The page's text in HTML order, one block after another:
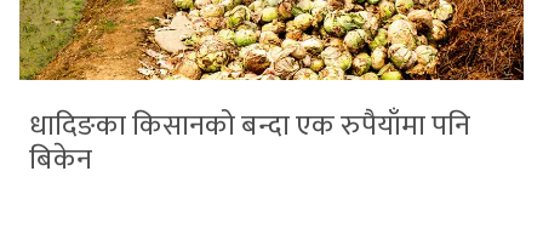
धादिङका किसानको बन्दा एक रुपैयाँमा पनि
बिकेन